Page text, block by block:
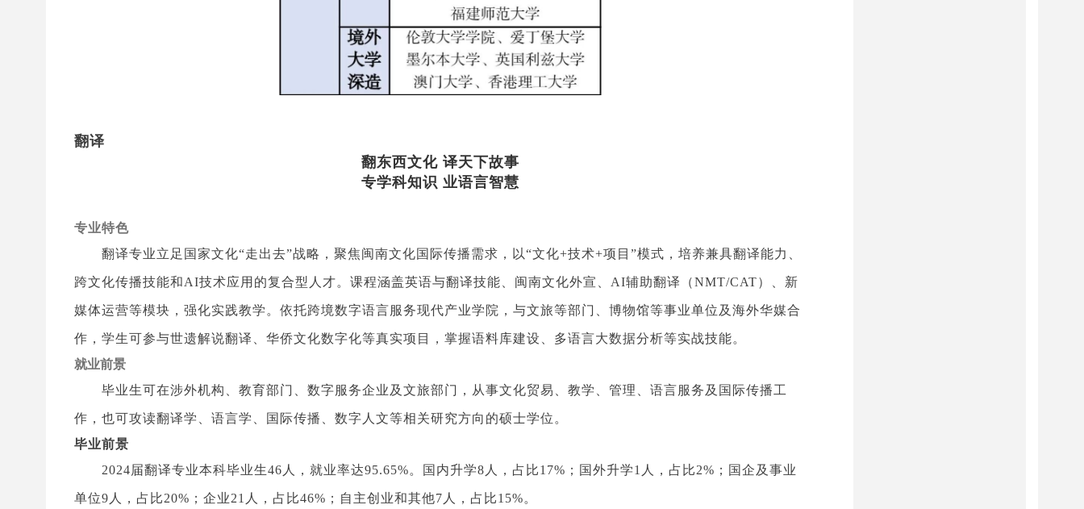
翻译
翻东西文化 译天下故事
专学科知识 业语言智慧
专业特色
翻译专业立足国家文化“走出去”战略，聚焦闽南文化国际传播需求，以“文化+技术+项目”模式，培养兼具翻译能力、
跨文化传播技能和AI技术应用的复合型人才。课程涵盖英语与翻译技能、闽南文化外宣、AI辅助翻译（NMT/CAT）、新
媒体运营等模块，强化实践教学。依托跨境数字语言服务现代产业学院，与文旅等部门、博物馆等事业单位及海外华媒合
作，学生可参与世遗解说翻译、华侨文化数字化等真实项目，掌握语料库建设、多语言大数据分析等实战技能。
就业前景
毕业生可在涉外机构、教育部门、数字服务企业及文旅部门，从事文化贸易、教学、管理、语言服务及国际传播工
作，也可攻读翻译学、语言学、国际传播、数字人文等相关研究方向的硕士学位。
毕业前景
2024届翻译专业本科毕业生46人，就业率达95.65%。国内升学8人，占比17%；国外升学1人，占比2%；国企及事业
单位9人，占比20%；企业21人，占比46%；自主创业和其他7人，占比15%。